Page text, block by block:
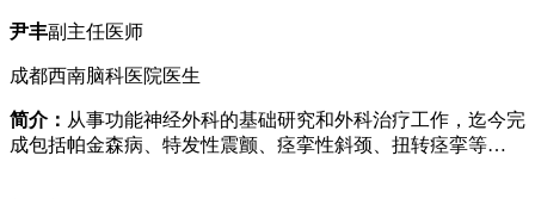
尹丰副主任医师
成都西南脑科医院医生
简介： 从事功能神经外科的基础研究和外科治疗工作，迄今完
成包括帕金森病、特发性震颤、痉挛性斜颈、扭转痉挛等…